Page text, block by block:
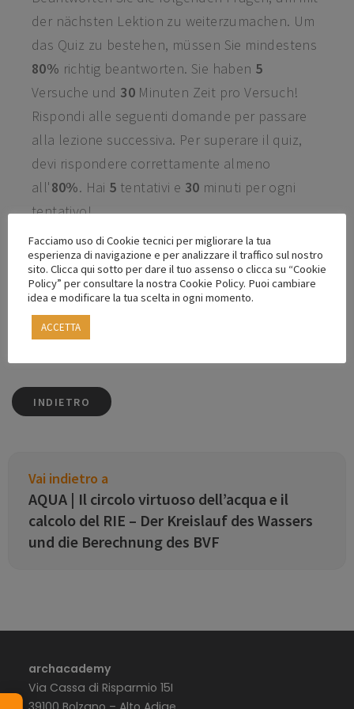
der nächsten Lektion zu weiterzumachen. Um
das Quiz zu bestehen, müssen Sie mindestens
80% richtig beantworten. Sie haben 5
Versuche und 30 Minuten Zeit pro Versuch!
Rispondi alle seguenti domande per passare
alla lezione successiva. Per superare il quiz,
devi rispondere correttamente almeno
all'80%. Hai 5 tentativi e 30 minuti per ogni
tentativo!
Hai fallito il Quiz con 0 %
INDIETRO
Vai indietro a
AQUA | Il circolo virtuoso dell’acqua e il
calcolo del RIE – Der Kreislauf des Wassers
und die Berechnung des BVF
archacademy
Via Cassa di Risparmio 15I
Facciamo uso di Cookie tecnici per migliorare la tua
esperienza di navigazione e per analizzare il traffico sul nostro
sito. Clicca qui sotto per dare il tuo assenso o clicca su “Cookie
Policy” per consultare la nostra Cookie Policy. Puoi cambiare
idea e modificare la tua scelta in ogni momento.
ACCETTA